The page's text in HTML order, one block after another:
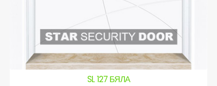
SL 127 БЯЛА